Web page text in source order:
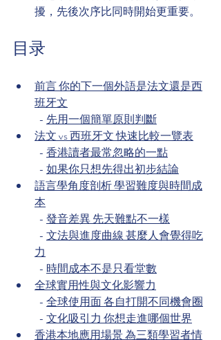
擾，先後次序比同時開始更重要。
目录
前言 你的下一個外語是法文還是西
班牙文
  -
先用一個簡單原則判斷
法文 vs 西班牙文 快速比較一覽表
  -
香港讀者最常忽略的一點
  -
如果你只想先得出初步結論
語言學角度剖析 學習難度與時間成
本
  -
發音差異 先天難點不一樣
  -
文法與進度曲線 甚麼人會覺得吃
力
  -
時間成本不是只看堂數
全球實用性與文化影響力
  -
全球使用面 各自打開不同機會圈
  -
文化吸引力 你想走進哪個世界
香港本地應用場景 為三類學習者情